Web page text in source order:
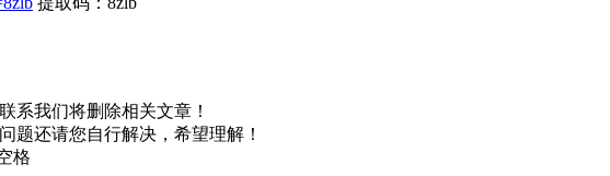
系我们将删除相关文章！
题还请您自行解决，希望理解！
格